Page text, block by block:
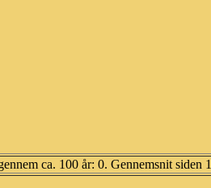
ca. 100 år: 0. Gennemsnit siden